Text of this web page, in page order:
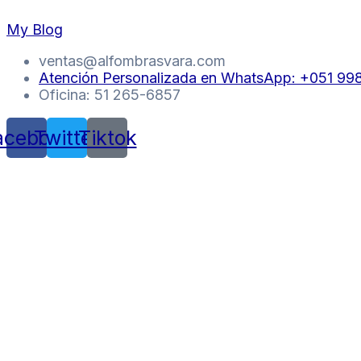
to
My Blog
ventas@alfombrasvara.com
Atención Personalizada en WhatsApp: +051
Oficina: 51 265-6857
TwitterTiktok